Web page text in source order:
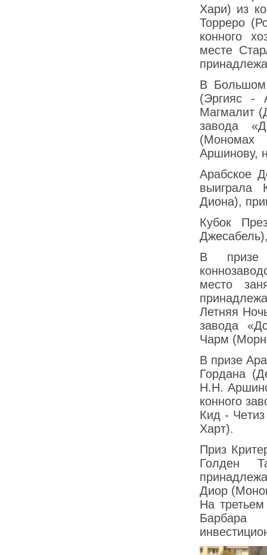
Хари) из
Торреро
конного
месте
В Большом
(Эргияс -
Магмалит
завода
Аршинову,
Арабское
выиграла
Диона),
Кубок
В призе
место
Летняя
завода
Чарм
В призе
Гордана
Н.Н.
конного
Кид -
Xарт).
Приз
Голден
Диор
На
Барбара